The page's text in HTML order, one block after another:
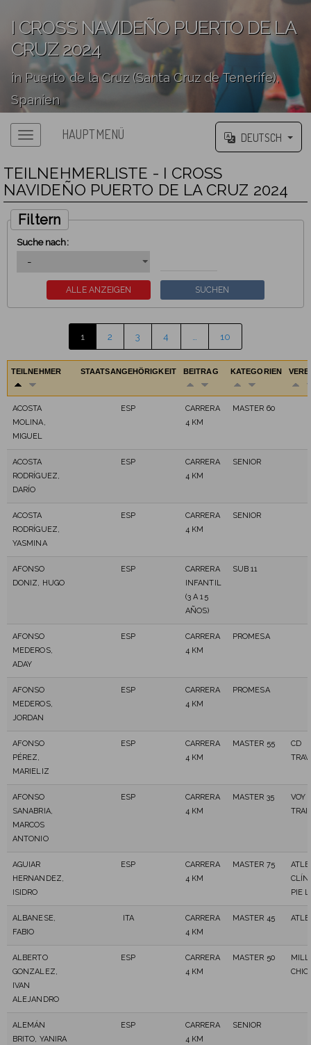
I CROSS NAVIDEÑO PUERTO DE LA
CRUZ 2024
in Puerto de la Cruz (Santa Cruz de Tenerife),
Spanien
HAUPTMENÜ DEUTSCH
TEILNEHMERLISTE - I CROSS
NAVIDEÑO PUERTO DE LA CRUZ 2024
Filtern
Suche nach:
1 2 3 4 10
TEILNEHMER STAATSANGEHÖRIGKEIT BEITRAG KATEGORIEN
ACOSTA
MOLINA,
MIGUEL
ESP
CARRERA
4 KM
MASTER 60
ACOSTA
RODRÍGUEZ,
DARÍO
ESP
CARRERA
4 KM
SENIOR
ACOSTA
RODRÍGUEZ,
YASMINA
ESP
CARRERA
4 KM
SENIOR
AFONSO
DONIZ, HUGO
ESP
CARRERA
INFANTIL
(3 A 15
AÑOS)
SUB 11
AFONSO
MEDEROS,
ADAY
ESP
CARRERA
4 KM
PROMESA
AFONSO
MEDEROS,
JORDAN
ESP
CARRERA
4 KM
PROMESA
AFONSO
PÉREZ,
MARIELIZ
ESP
CARRERA
4 KM
MASTER 55
CD
AFONSO
SANABRIA,
MARCOS
ANTONIO
ESP
CARRERA
4 KM
MASTER 35
VOY
AGUIAR
HERNANDEZ,
ISIDRO
ESP
CARRERA
4 KM
MASTER 75
PIE
ALBANESE,
FABIO
ITA
CARRERA
4 KM
MASTER 45
ALBERTO
GONZALEZ,
IVAN
ALEJANDRO
ESP
CARRERA
4 KM
MASTER 50
ALEMÁN
BRITO, YANIRA
ESP
CARRERA
4 KM
SENIOR